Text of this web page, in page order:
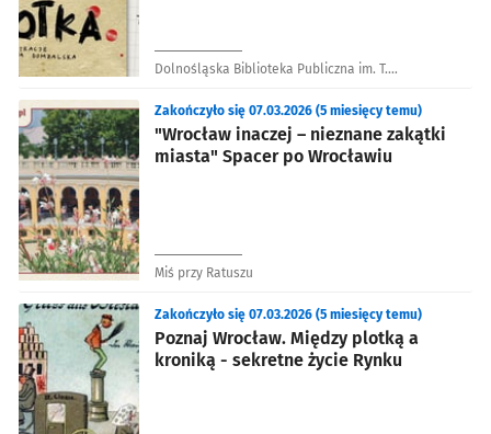
Dolnośląska Biblioteka Publiczna im. T.
"Wrocław inaczej – nieznane zakątki
miasta" Spacer po Wrocławiu
Zakończyło się 07.03.2026 (5 miesięcy temu)
Miś przy Ratuszu
Poznaj Wrocław. Między plotką a
kroniką - sekretne życie Rynku
Zakończyło się 07.03.2026 (5 miesięcy temu)